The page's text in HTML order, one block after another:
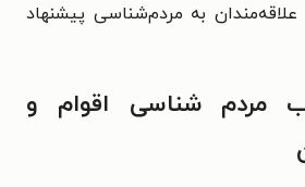
به مردم‌شناسی پیشنهاد
مردم شناسی اقوام و